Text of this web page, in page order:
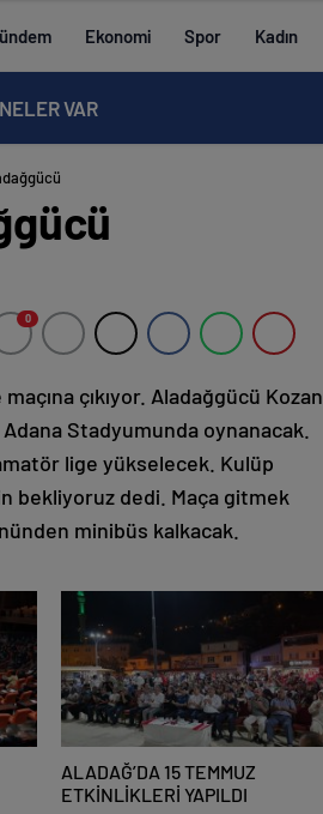
Ekonomi Spor Kadın
VAR
0
çıkıyor. Aladağgücü Kozan
Stadyumunda oynanacak.
lige yükselecek. Kulüp
bekliyoruz dedi. Maça gitmek
minibüs kalkacak.
ALADAĞ’DA 15 TEMMUZ
ETKİNLİKLERİ YAPILDI